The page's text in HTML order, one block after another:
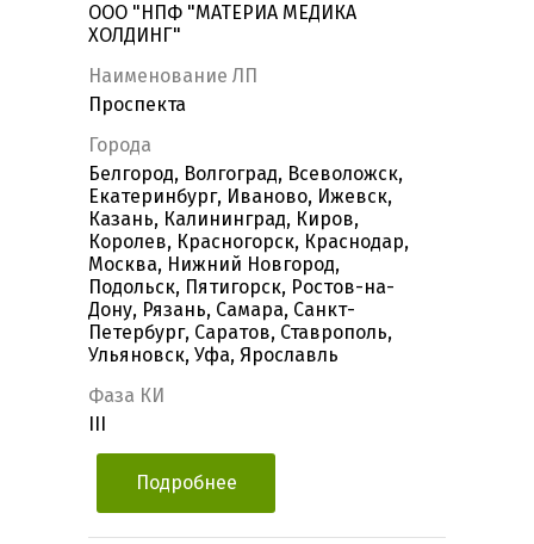
ООО "НПФ "МАТЕРИА МЕДИКА
ХОЛДИНГ"
Наименование ЛП
Проспекта
Города
Белгород, Волгоград, Всеволожск,
Екатеринбург, Иваново, Ижевск,
Казань, Калининград, Киров,
Королев, Красногорск, Краснодар,
Москва, Нижний Новгород,
Подольск, Пятигорск, Ростов-на-
Дону, Рязань, Самара, Санкт-
Петербург, Саратов, Ставрополь,
Ульяновск, Уфа, Ярославль
Фаза КИ
Подробнее